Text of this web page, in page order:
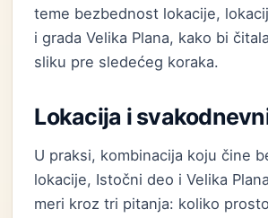
teme bezbednost lokacije,
i grada Velika Plana, kako bi
sliku pre sledećeg koraka.
Lokacija i
U praksi, kombinacija koju čine
lokacije, Istočni deo i Velika
meri kroz tri pitanja: koliko